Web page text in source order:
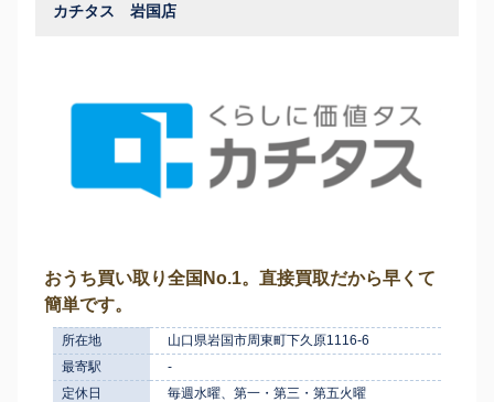
カチタス 岩国店
おうち買い取り全国No.1。直接買取だから早くて
簡単です。
所在地
山口県岩国市周東町下久原1116-6
最寄駅
-
定休日
毎週水曜、第一・第三・第五火曜